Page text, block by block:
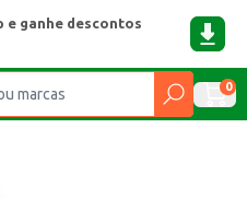
e ganhe descontos
0